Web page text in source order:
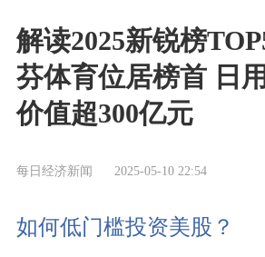
解读2025新锐榜
芬体育位居榜首 日
价值超300亿元
每日经济新闻 2025-05-10 22:54
如何低门槛投资美股？